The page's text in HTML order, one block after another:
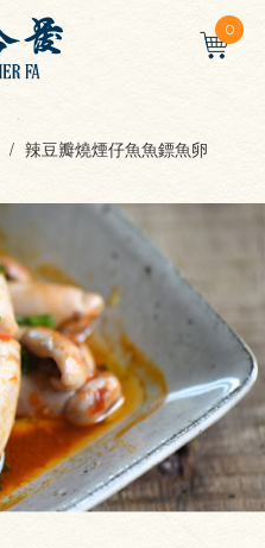
0
辣豆瓣燒煙仔魚魚鏢魚卵